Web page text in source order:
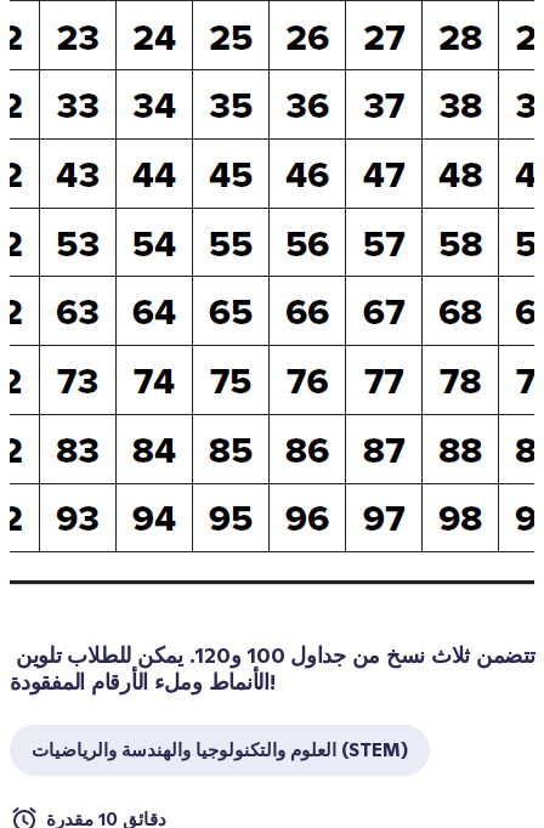
الأنماط وملء الأرقام المفقودة!
العلوم والتكنولوجيا والهندسة والرياضيات (STEM)
دقائق 10 مقدرة